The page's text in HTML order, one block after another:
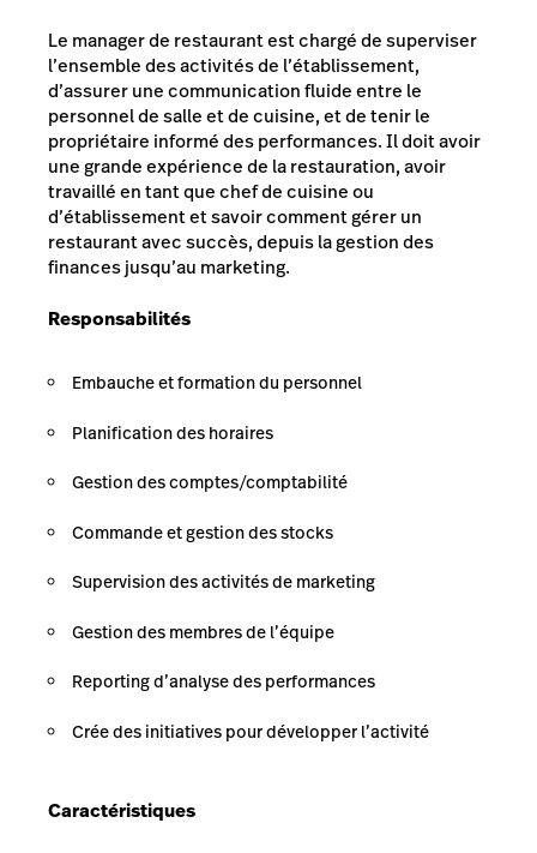
Le manager de restaurant est chargé de superviser
l’ensemble des activités de l’établissement,
d’assurer une communication fluide entre le
personnel de salle et de cuisine, et de tenir le
propriétaire informé des performances. Il doit avoir
une grande expérience de la restauration, avoir
travaillé en tant que chef de cuisine ou
d’établissement et savoir comment gérer un
restaurant avec succès, depuis la gestion des
finances jusqu’au marketing.
Responsabilités
Embauche et formation du personnel
Planification des horaires
Gestion des comptes/comptabilité
Commande et gestion des stocks
Supervision des activités de marketing
Gestion des membres de l’équipe
Reporting d’analyse des performances
Crée des initiatives pour développer l’activité
Caractéristiques